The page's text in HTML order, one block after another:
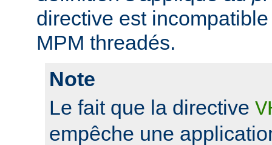
directive est
MPM threadés.
Note
Le fait que la directive
empêche une